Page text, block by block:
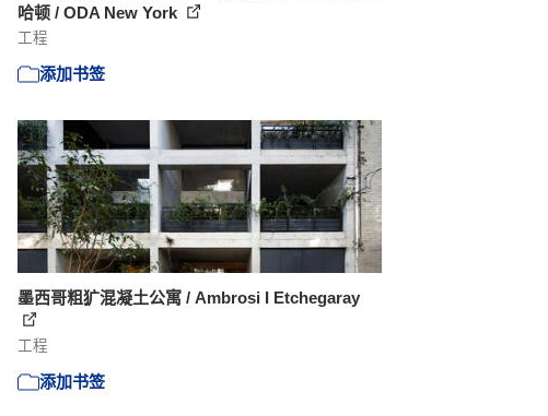
哈顿 / ODA New York
工程
添加书签
墨西哥粗犷混凝土公寓 / Ambrosi I Etchegaray
工程
添加书签